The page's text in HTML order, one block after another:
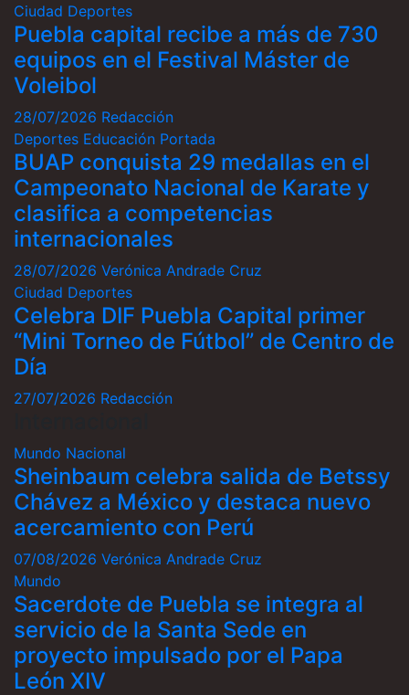
Ciudad Deportes
Puebla capital recibe a más de 730
equipos en el Festival Máster de
Voleibol
28/07/2026 Redacción
Deportes Educación Portada
BUAP conquista 29 medallas en el
Campeonato Nacional de Karate y
clasifica a competencias
internacionales
28/07/2026 Verónica Andrade Cruz
Ciudad Deportes
Celebra DIF Puebla Capital primer
“Mini Torneo de Fútbol” de Centro de
Día
27/07/2026 Redacción
Mundo Nacional
Sheinbaum celebra salida de Betssy
Chávez a México y destaca nuevo
acercamiento con Perú
07/08/2026 Verónica Andrade Cruz
Mundo
Sacerdote de Puebla se integra al
servicio de la Santa Sede en
proyecto impulsado por el Papa
León XIV